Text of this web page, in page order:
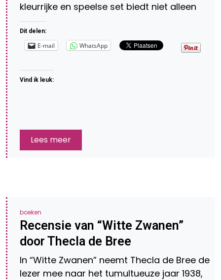
kleurrijke en speelse set biedt niet alleen
Dit delen:
E-mail WhatsApp
Vind ik leuk:
Lees meer
boeken
Recensie van “Witte Zwanen”
door Thecla de Bree
In “Witte Zwanen” neemt Thecla de Bree de
lezer mee naar het tumultueuze jaar 1938,